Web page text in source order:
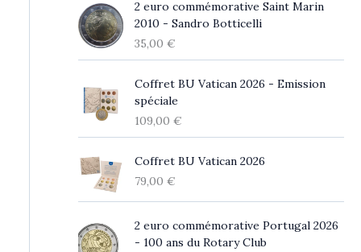
2 euro commémorative Saint Marin
2010 - Sandro Botticelli
35,00 €
Coffret BU Vatican 2026 - Emission
spéciale
109,00 €
Coffret BU Vatican 2026
79,00 €
2 euro commémorative Portugal 2026
- 100 ans du Rotary Club